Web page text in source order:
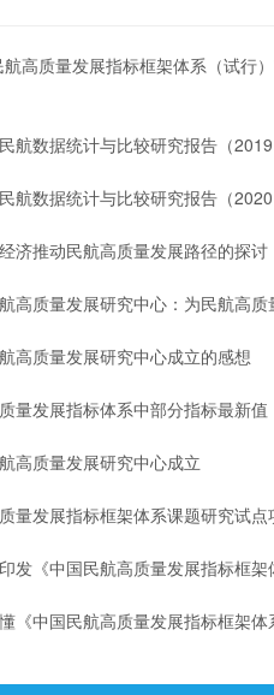
航高质量发展指标框架体系（试行
民航数据统计与比较研究报告（2019
民航数据统计与比较研究报告（2020
济推动民航高质量发展路径的探讨
高质量发展研究中心：为民航高质
高质量发展研究中心成立的感想
量发展指标体系中部分指标最新值
高质量发展研究中心成立
量发展指标框架体系课题研究试
发《中国民航高质量发展指标框架
《中国民航高质量发展指标框架体